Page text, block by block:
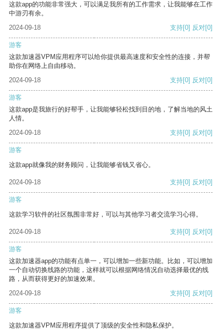
这款app的功能非常强大，可以满足我所有的工作需求，让我能够在工作
中游刃有余。
2024-09-18
支持[0] 反对[0]
游客
这款加速器VPM应用程序可以给你提供最高速度和安全性的连接，并帮
助你在网络上自由移动。
2024-09-18
支持[0] 反对[0]
游客
这款app是我旅行的好帮手，让我能够轻松找到目的地，了解当地的风土
人情。
2024-09-18
支持[0] 反对[0]
游客
这款app就像我的财务顾问，让我能够省钱又省心。
2024-09-18 支持[0] 反对[0]
游客
这款学习软件的社区氛围非常好，可以与其他学习者交流学习心得。
2024-09-18 支持[0] 反对[0]
游客
这款加速器app的功能有点单一，可以增加一些新功能。比如，可以增加
一个自动切换线路的功能，这样就可以根据网络情况自动选择最优的线
路，从而获得更好的加速效果。
2024-09-18
支持[0] 反对[0]
游客
这款加速器VPM应用程序提供了顶级的安全性和隐私保护。